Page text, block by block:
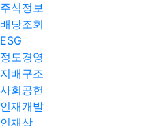
주식정보
배당조회
ESG
정도경영
지배구조
사회공헌
인재개발
인재상